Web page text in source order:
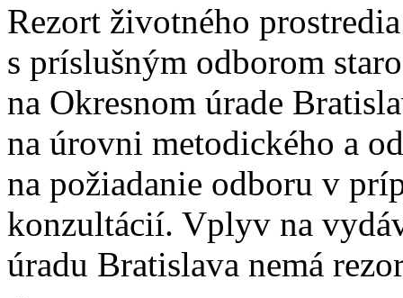
Rezort životného
s príslušným odborom
na Okresnom úrade
na úrovni metodického a
na požiadanie odboru v
konzultácií. Vplyv na
úradu Bratislava nemá